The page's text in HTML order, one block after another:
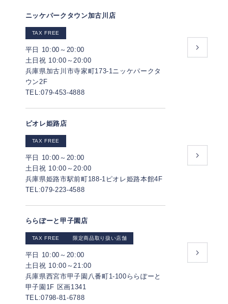
ニッケパークタウン加古川店
TAX FREE
平日 10:00～20:00
土日祝 10:00～20:00
兵庫県加古川市寺家町173-1ニッケパークタ
ウン2F
TEL:079-453-4888
ピオレ姫路店
TAX FREE
平日 10:00～20:00
土日祝 10:00～20:00
兵庫県姫路市駅前町188-1ピオレ姫路本館4F
TEL:079-223-4588
ららぽーと甲子園店
TAX FREE 限定商品取り扱い店舗
平日 10:00～20:00
土日祝 10:00～21:00
兵庫県西宮市甲子園八番町1-100ららぽーと
甲子園1F 区画1341
TEL:0798-81-6788